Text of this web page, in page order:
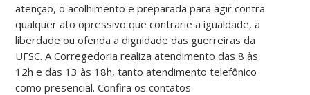
atenção, o acolhimento e preparada para agir contra
qualquer ato opressivo que contrarie a igualdade, a
liberdade ou ofenda a dignidade das guerreiras da
UFSC. A Corregedoria realiza atendimento das 8 às
12h e das 13 às 18h, tanto atendimento telefônico
como presencial. Confira os contatos